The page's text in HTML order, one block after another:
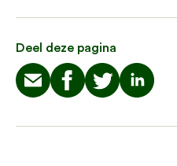
Deel deze pagina